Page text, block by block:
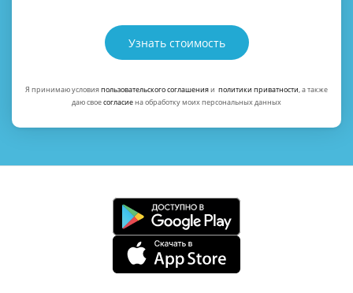
Узнать стоимость
Я принимаю условияпользовательского соглашенияи политики приватности, а также
даю своесогласиена обработку моих персональных данных